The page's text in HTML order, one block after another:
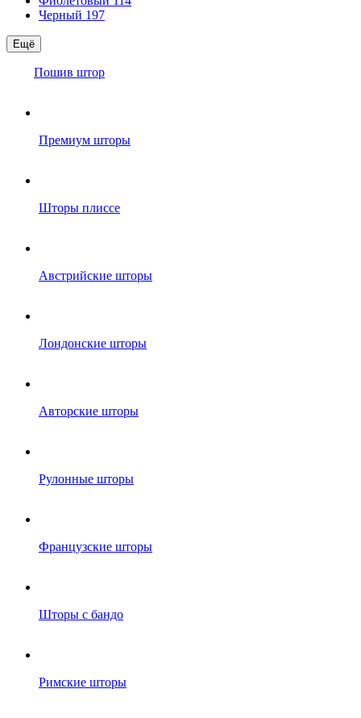
Черный 197
Ещё
Пошив штор
Премиум шторы
Шторы плиссе
Австрийские шторы
Лондонские шторы
Авторские шторы
Рулонные шторы
Французские шторы
Шторы с бандо
Римские шторы